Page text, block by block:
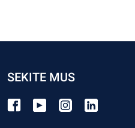
SEKITE MUS